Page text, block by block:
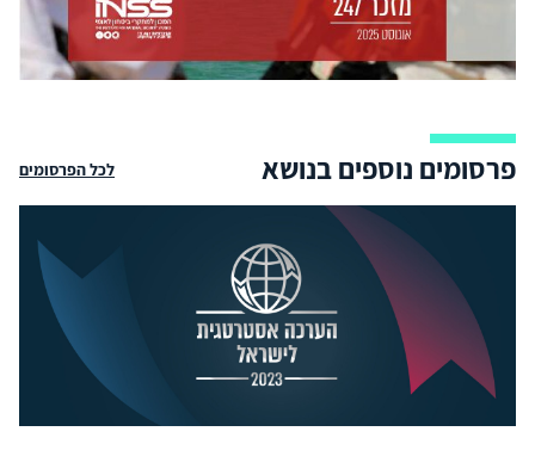
פרסומים נוספים בנושא לכל הפרסומים